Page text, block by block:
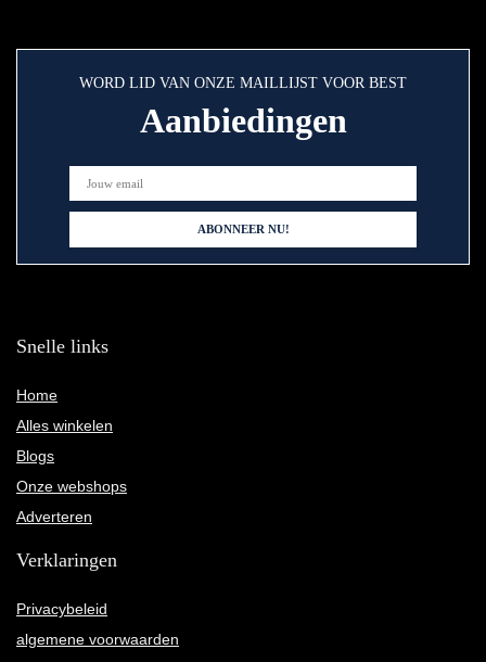
WORD LID VAN ONZE MAILLIJST VOOR BEST
Aanbiedingen
Snelle links
Home
Alles winkelen
Blogs
Onze webshops
Adverteren
Verklaringen
Privacybeleid
algemene voorwaarden